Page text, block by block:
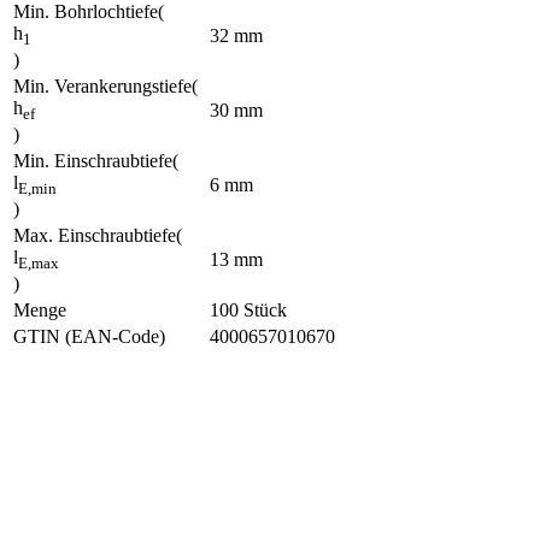
Min. Bohrlochtiefe(
h1
)
32 mm
Min. Verankerungstiefe(
hef
)
30 mm
Min. Einschraubtiefe(
lE,min
)
6 mm
Max. Einschraubtiefe(
lE,max
)
13 mm
Menge 100 Stück
GTIN (EAN-Code)
4000657010670